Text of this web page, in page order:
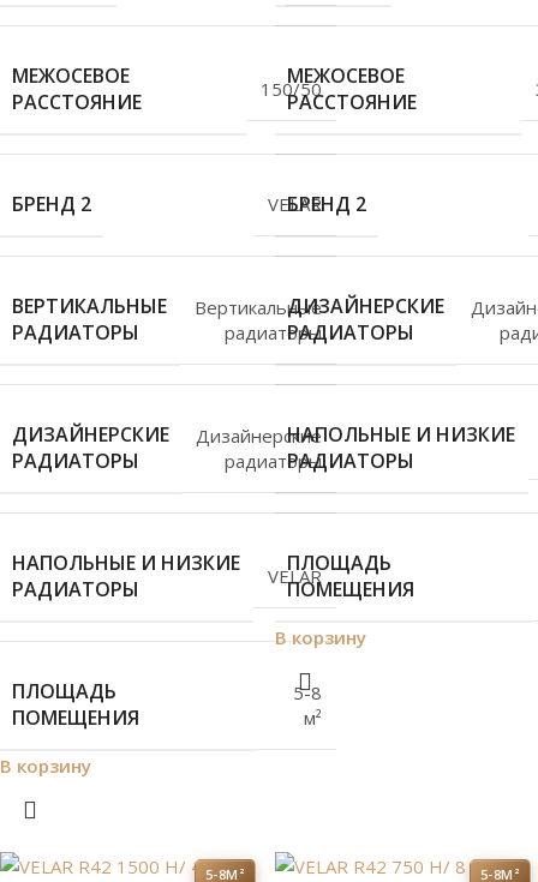
МЕЖОСЕВОЕ
РАССТОЯНИЕ
150/50
БРЕНД 2 VELAR
ВЕРТИКАЛЬНЫЕ
РАДИАТОРЫ
Вертикальные
радиаторы
ДИЗАЙНЕРСКИЕ
РАДИАТОРЫ
Дизайнерские
радиаторы
НАПОЛЬНЫЕ И НИЗКИЕ
РАДИАТОРЫ
VELAR
ПЛОЩАДЬ
ПОМЕЩЕНИЯ
5-8
м²
В корзину
МЕЖОСЕВОЕ
РАССТОЯНИЕ
БРЕНД 2
ДИЗАЙНЕРСКИЕ
РАДИАТОРЫ
НАПОЛЬНЫЕ И НИЗКИЕ
РАДИАТОРЫ
ПЛОЩАДЬ
ПОМЕЩЕНИЯ
В корзину
5-8М² 5-8М²